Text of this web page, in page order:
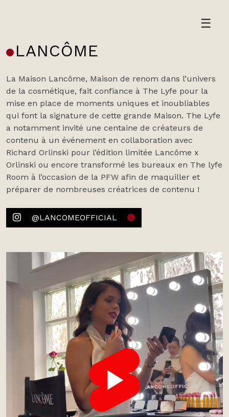
☰
LANCÔME
La Maison Lancôme, Maison de renom dans l’univers
de la cosmétique, fait confiance à The Lyfe pour la
mise en place de moments uniques et inoubliables
qui font la signature de cette grande Maison. The Lyfe
a notamment invité une centaine de créateurs de
contenu à un événement en collaboration avec
Richard Orlinski pour l’édition limitée Lancôme x
Orlinski ou encore transformé les bureaux en The lyfe
Room à l’occasion de la PFW afin de maquiller et
préparer de nombreuses créatrices de contenu !
@LANCOMEOFFICIAL